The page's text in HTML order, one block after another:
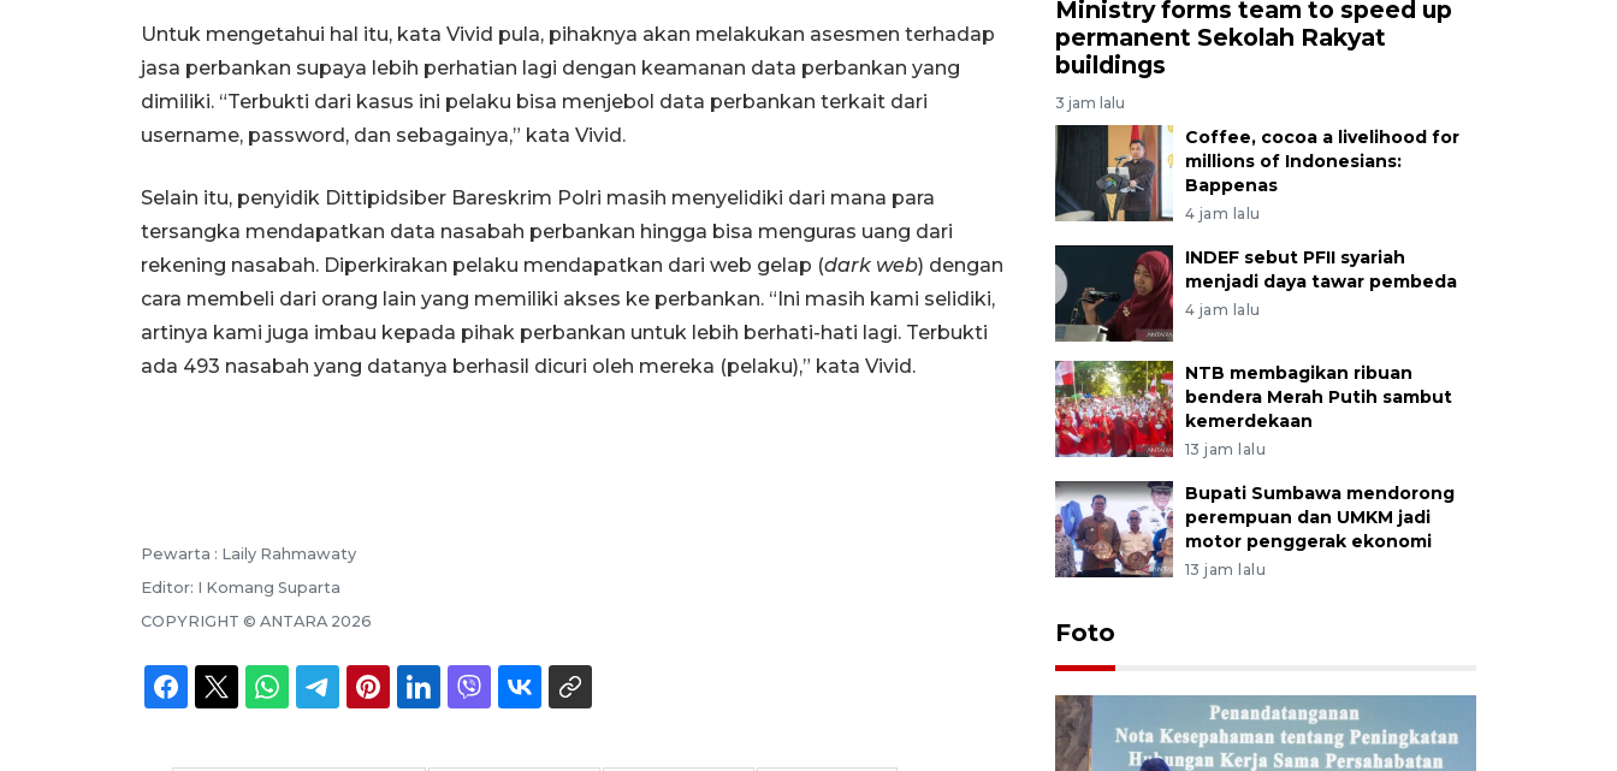
Untuk mengetahui hal itu, kata Vivid pula, pihaknya akan melakukan asesmen terhadap
jasa perbankan supaya lebih perhatian lagi dengan keamanan data perbankan yang
dimiliki. “Terbukti dari kasus ini pelaku bisa menjebol data perbankan terkait dari
username, password, dan sebagainya,” kata Vivid.
Selain itu, penyidik Dittipidsiber Bareskrim Polri masih menyelidiki dari mana para
tersangka mendapatkan data nasabah perbankan hingga bisa menguras uang dari
rekening nasabah. Diperkirakan pelaku mendapatkan dari web gelap (dark web) dengan
cara membeli dari orang lain yang memiliki akses ke perbankan. “Ini masih kami selidiki,
artinya kami juga imbau kepada pihak perbankan untuk lebih berhati-hati lagi. Terbukti
ada 493 nasabah yang datanya berhasil dicuri oleh mereka (pelaku),” kata Vivid.
Pewarta : Laily Rahmawaty
Editor: I Komang Suparta
COPYRIGHT © ANTARA 2026
Ministry forms team to speed up
permanent Sekolah Rakyat
buildings
3 jam lalu
Coffee, cocoa a livelihood for
millions of Indonesians:
Bappenas
4 jam lalu
INDEF sebut PFII syariah
menjadi daya tawar pembeda
4 jam lalu
NTB membagikan ribuan
bendera Merah Putih sambut
kemerdekaan
13 jam lalu
Bupati Sumbawa mendorong
perempuan dan UMKM jadi
motor penggerak ekonomi
13 jam lalu
Foto